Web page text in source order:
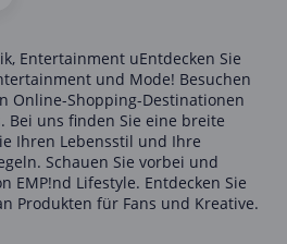
Entertainment uEntdecken Sie
und Mode! Besuchen
Online-Shopping-Destinationen
Bei uns finden Sie eine breite
Ihren Lebensstil und Ihre
Schauen Sie vorbei und
EMP!nd Lifestyle. Entdecken Sie
Produkten für Fans und Kreative.